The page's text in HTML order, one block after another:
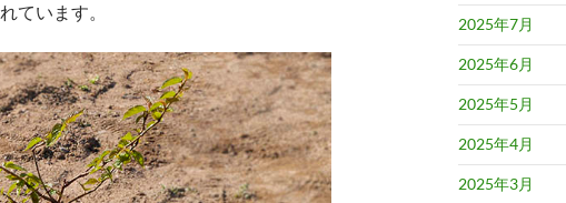
ています。
2025年7月
2025年6月
2025年5月
2025年4月
2025年3月